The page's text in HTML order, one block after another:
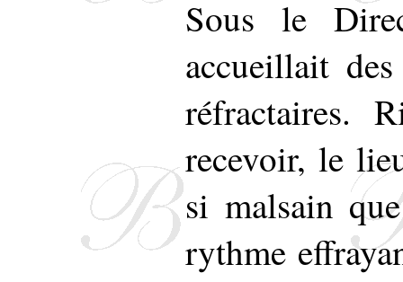
Sous le
accueillait
réfractaires.
recevoir, le
si malsain
rythme